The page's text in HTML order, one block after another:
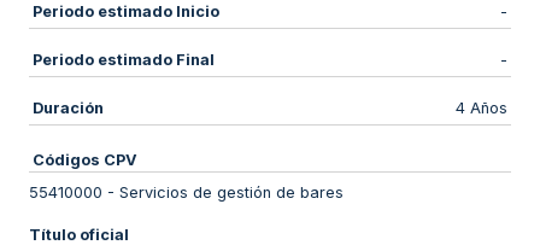
Periodo estimado Inicio -
Periodo estimado Final -
Duración 4 Años
Códigos CPV
55410000 - Servicios de gestión de bares
Título oficial